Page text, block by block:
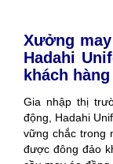
Xưởng
Hadahi
khách hàng
Gia nhập thị
động, Hadahi
vững chắc trong
được đông đảo